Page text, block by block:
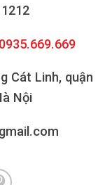
Cát Linh, quận
Nội